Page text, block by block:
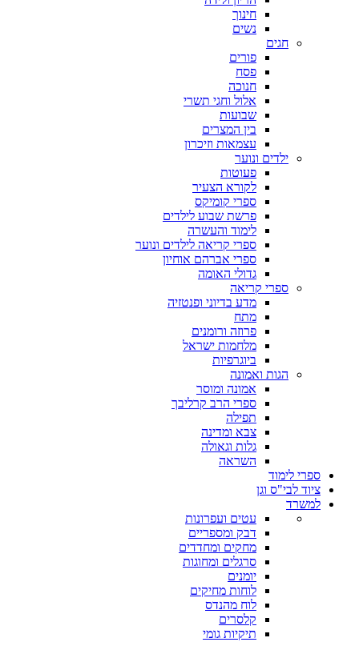
חינוך
נשים
חגים
פורים
פסח
חנוכה
אלול וחגי תשרי
שבועות
בין המצרים
עצמאות וזיכרון
ילדים ונוער
פעוטות
לקורא הצעיר
ספרי קומיקס
פרשת שבוע לילדים
לימוד והעשרה
ספרי קריאה לילדים ונוער
ספרי אברהם אוחיון
גדולי האומה
ספרי קריאה
מדע בדיוני ופנטזיה
מתח
פרוזה ורומנים
מלחמות ישראל
ביוגרפיות
הגות ואמונה
אמונה ומוסר
ספרי הרב קרליבך
תפילה
צבא ומדינה
גלות וגאולה
השראה
ספרי לימוד
ציוד לבי"ס וגן
למשרד
עטים ועפרונות
דבק ומספריים
מחקים ומחדדים
סרגלים ומחוגות
יומנים
לוחות מחיקים
לוח מהנדס
קלסרים
תיקיות גומי